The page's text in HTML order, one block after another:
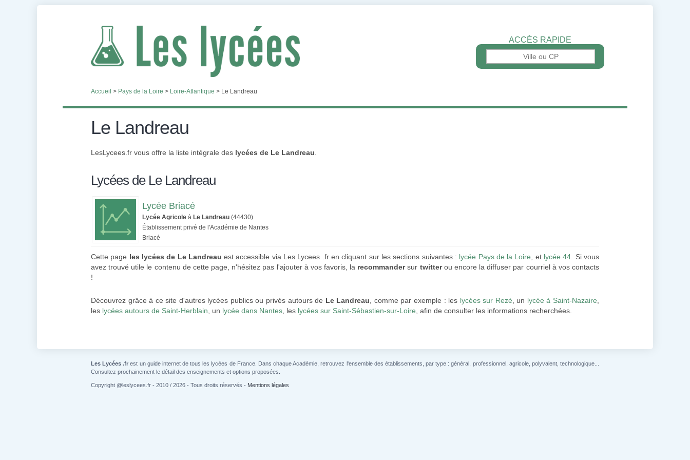
ACCÈS RAPIDE
Accueil > Pays de la Loire > Loire-Atlantique > Le Landreau
Le Landreau
LesLycees.fr vous offre la liste intégrale des lycées de Le Landreau
Lycées de Le Landreau
Lycée Briacé
Lycée Agricole à Le Landreau (44430)
Établissement privé de l'Académie de Nantes
Briacé
Cette page les lycées de Le Landreau est accessible via Les Lycees .fr en cliquant sur les sections suivantes : lycée Pays de la Loire , et lycée 44 . Si vous
avez trouvé utile le contenu de cette page, n'hésitez pas l'ajouter à vos favoris, la recommandersur twitterou encore la diffuser par courriel à vos contacts
!
Découvrez grâce à ce site d'autres lycées publics ou privés autours de Le Landreau , comme par exemple : les lycées sur Rezé , un lycée à Saint-Nazaire
les lycées autours de Saint-Herblain , un lycée dans Nantes , les lycées sur Saint-Sébastien-sur-Loire , afin de consulter les informations recherchées.
Les Lycées .fr est un guide internet de tous les lycées de France. Dans chaque Académie, retrouvez l'ensemble des établissements, par type : général, professionnel, agricole, polyvalent, technologique...
Consultez prochainement le détail des enseignements et options proposées.
Copyright @leslycees.fr - 2010 / 2026 - Tous droits réservés - Mentions légales